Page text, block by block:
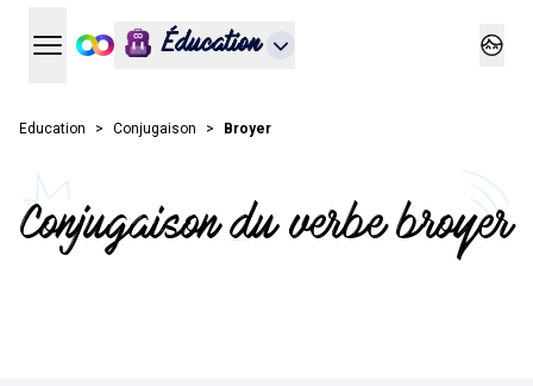
Ouvrir le menu principal
Éducation
Education Conjugaison Broyer
Conjugaison du verbe broyer